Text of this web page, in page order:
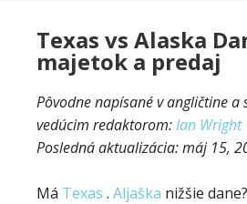
Texas vs Alaska
majetok a predaj
Pôvodne napísané v angličtine a
vedúcim redaktorom:Ian Wright
Posledná aktualizácia:máj 15,
Má Texas . Aljaška nižšie